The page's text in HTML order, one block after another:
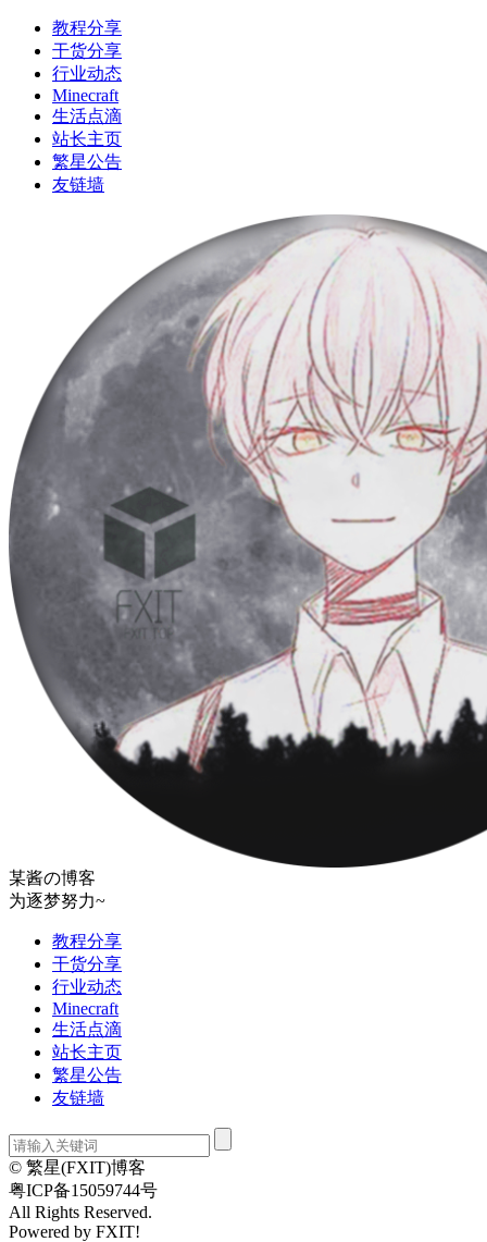
教程分享
干货分享
行业动态
Minecraft
生活点滴
站长主页
繁星公告
友链墙
某酱の博客
为逐梦努力~
教程分享
干货分享
行业动态
Minecraft
生活点滴
站长主页
繁星公告
友链墙
© 繁星(FXIT)博客
粤ICP备15059744号
All Rights Reserved.
Powered by FXIT!